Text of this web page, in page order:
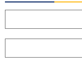
ダイキン